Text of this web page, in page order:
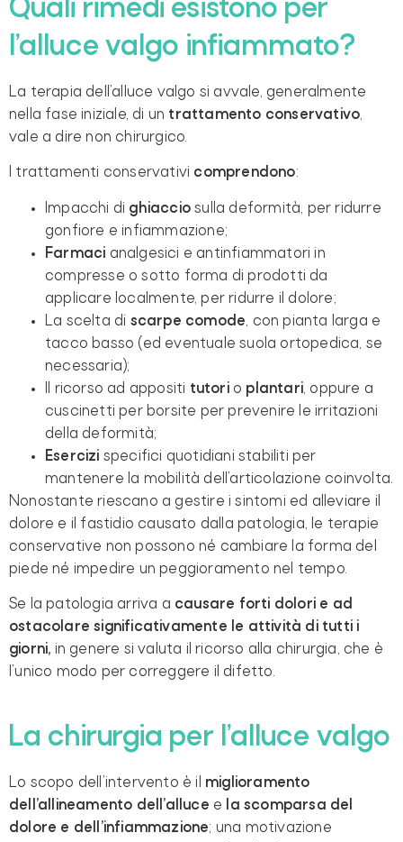
Quali rimedi esistono per
l’alluce valgo infiammato?
La terapia dell’alluce valgo si avvale, generalmente
nella fase iniziale, di un trattamento conservativo,
vale a dire non chirurgico.
I trattamenti conservativi comprendono:
Impacchi di ghiaccio sulla deformità, per ridurre
gonfiore e infiammazione;
Farmaci analgesici e antinfiammatori in
compresse o sotto forma di prodotti da
applicare localmente, per ridurre il dolore;
La scelta di scarpe comode, con pianta larga e
tacco basso (ed eventuale suola ortopedica, se
necessaria);
Il ricorso ad appositi tutorio plantari, oppure a
cuscinetti per borsite per prevenire le irritazioni
della deformità;
Esercizi specifici quotidiani stabiliti per
mantenere la mobilità dell’articolazione coinvolta.
Nonostante riescano a gestire i sintomi ed alleviare il
dolore e il fastidio causato dalla patologia, le terapie
conservative non possono né cambiare la forma del
piede né impedire un peggioramento nel tempo.
Se la patologia arriva a causare forti dolori e ad
ostacolare significativamente le attività di tutti i
giorni, in genere si valuta il ricorso alla chirurgia, che è
l’unico modo per correggere il difetto.
La chirurgia per l’alluce valgo
Lo scopo dell’intervento è il miglioramento
dell’allineamento dell’alluce e
la scomparsa del
dolore e dell’infiammazione; una motivazione